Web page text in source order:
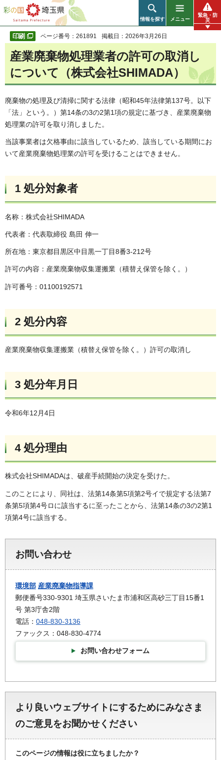
彩の国 埼玉県
情報を探す メニュー
緊急・防
災
ページ番号：261891 掲載日：2026年3月26日
産業廃棄物処理業者の許可の取消し
について（株式会社SHIMADA）
廃棄物の処理及び清掃に関する法律（昭和45年法律第137号。以下
「法」という。）第14条の3の2第1項の規定に基づき、産業廃棄物
処理業の許可を取り消しました。
当該事業者は欠格事由に該当しているため、該当している期間にお
いて産業廃棄物処理業の許可を受けることはできません。
1 処分対象者
名称：株式会社SHIMADA
代表者：代表取締役 島田 伸一
所在地：東京都目黒区中目黒一丁目8番3-212号
許可の内容：産業廃棄物収集運搬業（積替え保管を除く。）
許可番号：01100192571
2 処分内容
産業廃棄物収集運搬業（積替え保管を除く。）許可の取消し
3 処分年月日
令和6年12月4日
4 処分理由
株式会社SHIMADAは、破産手続開始の決定を受けた。
このことにより、同社は、法第14条第5項第2号イで規定する法第7
条第5項第4号ロに該当するに至ったことから、法第14条の3の2第1
項第4号に該当する。
お問い合わせ
環境部 産業廃棄物指導課
郵便番号330-9301 埼玉県さいたま市浦和区高砂三丁目15番1
号 第3庁舎2階
電話： 048-830-3136
ファックス：048-830-4774
お問い合わせフォーム
より良いウェブサイトにするためにみなさま
のご意見をお聞かせください
このページの情報は役に立ちましたか？